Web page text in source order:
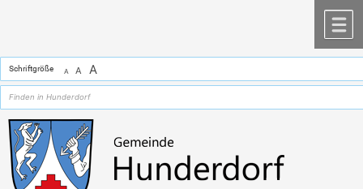
Schriftgröße A A A